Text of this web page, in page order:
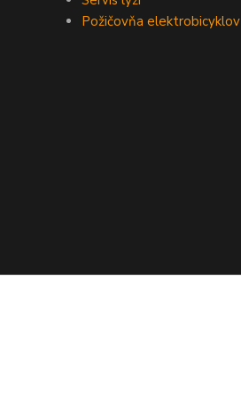
Požičovňa elektrobicyklov